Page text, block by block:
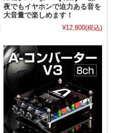
夜でもイヤホンで迫力ある音を
大音量で楽しめます！
¥12,800(税込)